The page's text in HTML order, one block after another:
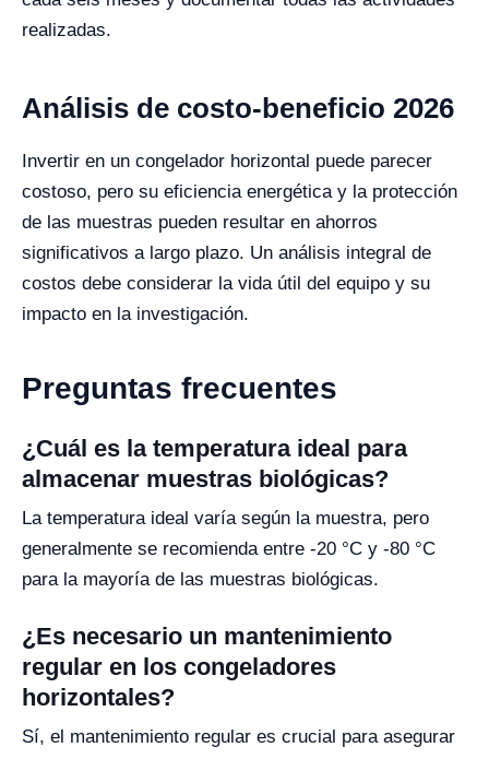
realizadas.
Análisis de costo-beneficio 2026
Invertir en un congelador horizontal puede parecer
costoso, pero su eficiencia energética y la protección
de las muestras pueden resultar en ahorros
significativos a largo plazo. Un análisis integral de
costos debe considerar la vida útil del equipo y su
impacto en la investigación.
Preguntas frecuentes
¿Cuál es la temperatura ideal para
almacenar muestras biológicas?
La temperatura ideal varía según la muestra, pero
generalmente se recomienda entre -20 °C y -80 °C
para la mayoría de las muestras biológicas.
¿Es necesario un mantenimiento
regular en los congeladores
horizontales?
Sí, el mantenimiento regular es crucial para asegurar